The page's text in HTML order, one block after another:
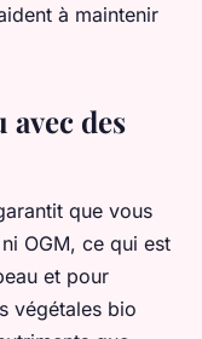
à maintenir
avec des
que vous
OGM, ce qui est
et pour
végétales bio